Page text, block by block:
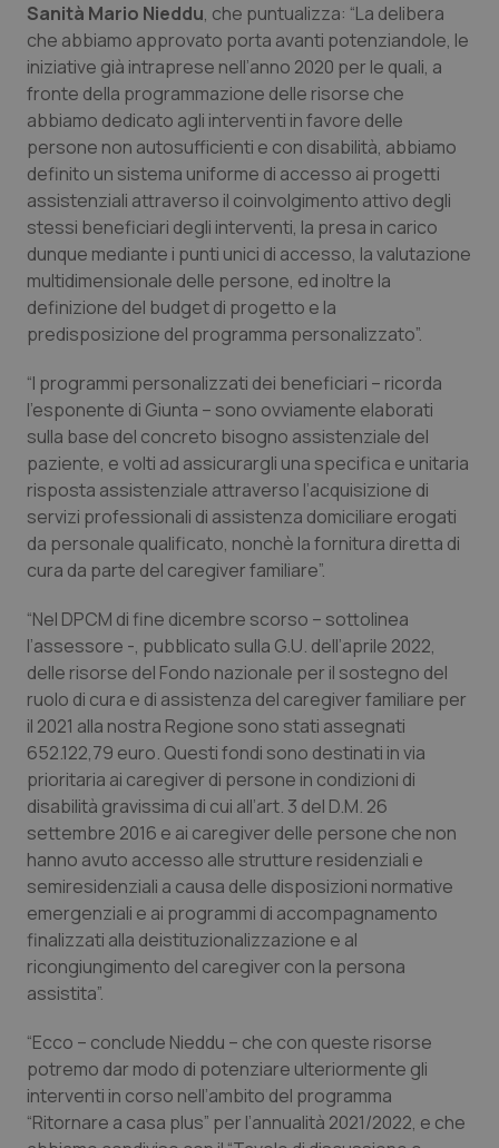
Lombardia
Marche
Molise
Piemonte
Provincia Autonoma di Bolzano
Provincia Autonoma di Trento
Sardegna
Sicilia
Toscana
Valle D’Aosta
Veneto
Dolore
Donna & Salute
Epatiti
HIV
Infezioni & Febbre
Ipertensione & Scompenso
Malattia di Crohn & Rettocolite Ulcerosa
Neuroscienze & patologie neurodegenerative
Obesità
Oncodermatologia
Oncoematologia
Oncologia & Nutrizione
Psoriasi & pelle
Quotidiano Cardiologia
Quotidiano Chirurgia
Quotidiano Oncologia
Quotidiano Pediatria
Rene & patologie urogenitali
Sanità Mario Nieddu, che puntualizza: “La delibera
che abbiamo approvato porta avanti potenziandole, le
iniziative già intraprese nell’anno 2020 per le quali, a
fronte della programmazione delle risorse che
abbiamo dedicato agli interventi in favore delle
persone non autosufficienti e con disabilità, abbiamo
definito un sistema uniforme di accesso ai progetti
assistenziali attraverso il coinvolgimento attivo degli
stessi beneficiari degli interventi, la presa in carico
dunque mediante i punti unici di accesso, la valutazione
multidimensionale delle persone, ed inoltre la
definizione del budget di progetto e la
predisposizione del programma personalizzato”.
“I programmi personalizzati dei beneficiari – ricorda
l’esponente di Giunta – sono ovviamente elaborati
sulla base del concreto bisogno assistenziale del
paziente, e volti ad assicurargli una specifica e unitaria
risposta assistenziale attraverso l’acquisizione di
servizi professionali di assistenza domiciliare erogati
da personale qualificato, nonchè la fornitura diretta di
cura da parte del caregiver familiare”.
“Nel DPCM di fine dicembre scorso – sottolinea
l’assessore -, pubblicato sulla G.U. dell’aprile 2022,
delle risorse del Fondo nazionale per il sostegno del
ruolo di cura e di assistenza del caregiver familiare per
il 2021 alla nostra Regione sono stati assegnati
652.122,79 euro. Questi fondi sono destinati in via
prioritaria ai caregiver di persone in condizioni di
disabilità gravissima di cui all’art. 3 del D.M. 26
settembre 2016 e ai caregiver delle persone che non
hanno avuto accesso alle strutture residenziali e
semiresidenziali a causa delle disposizioni normative
emergenziali e ai programmi di accompagnamento
finalizzati alla deistituzionalizzazione e al
ricongiungimento del caregiver con la persona
assistita”.
“Ecco – conclude Nieddu – che con queste risorse
potremo dar modo di potenziare ulteriormente gli
interventi in corso nell’ambito del programma
“Ritornare a casa plus” per l’annualità 2021/2022, e che